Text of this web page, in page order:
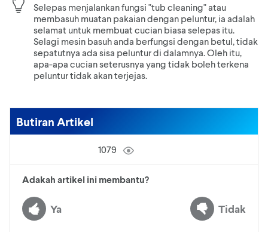
Selepas menjalankan fungsi "tub cleaning" atau
membasuh muatan pakaian dengan peluntur, ia adalah
selamat untuk membuat cucian biasa selepas itu.
Selagi mesin basuh anda berfungsi dengan betul, tidak
sepatutnya ada sisa peluntur di dalamnya. Oleh itu,
apa-apa cucian seterusnya yang tidak boleh terkena
peluntur tidak akan terjejas.
Butiran Artikel
1079
Adakah artikel ini membantu?
Ya Tidak